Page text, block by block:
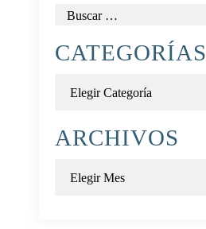
Buscar:
CATEGORÍAS
ARCHIVOS